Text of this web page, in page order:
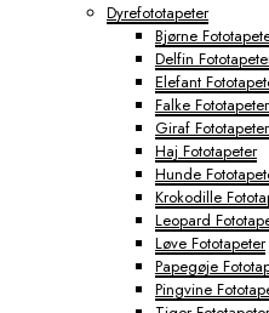
Dyrefototapeter
Bjørne
Delfin
Elefant
Falke Fototapeter
Giraf Fototapeter
Haj Fototapeter
Hunde
Krokodille
Leopard
Løve Fototapeter
Papegøje
Pingvine